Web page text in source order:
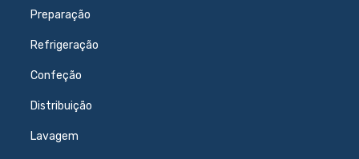
Preparação
Refrigeração
Confeção
Distribuição
Lavagem